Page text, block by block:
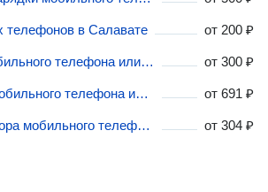
телефонов в Салавате от 200 ₽
Замена стекла мобильного телефона или планшета в Салавате от 300 ₽
Замена дисплея мобильного телефона или планшета в Салавате от 691 ₽
Замена аккумулятора мобильного телефона или планшета в Салавате от 304 ₽